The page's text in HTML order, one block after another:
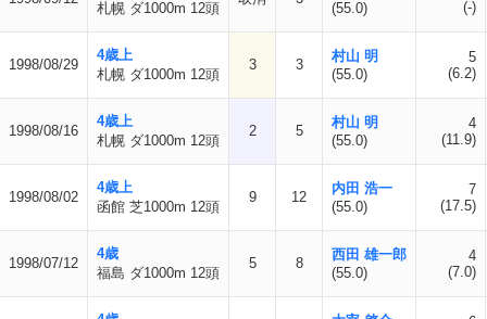
札幌 ダ1000m 12頭 (55.0) (-)
1998/08/29
4歳上
札幌 ダ1000m 12頭
3 3
村山 明
(55.0)
5
(6.2)
1998/08/16
4歳上
札幌 ダ1000m 12頭
2 5
村山 明
(55.0)
4
(11.9)
1998/08/02
4歳上
函館 芝1000m 12頭
9 12
内田 浩一
(55.0)
7
(17.5)
1998/07/12
4歳
福島 ダ1000m 12頭
5 8
西田 雄一郎
(55.0)
4
(7.0)